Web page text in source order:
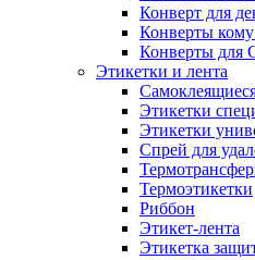
Конверт для
Конверты кому
Конверты для
Этикетки и лента
Этикетки
Этикетки
Спрей для
Термоэтикетки
Риббон
Этикет-лента
Этикетка